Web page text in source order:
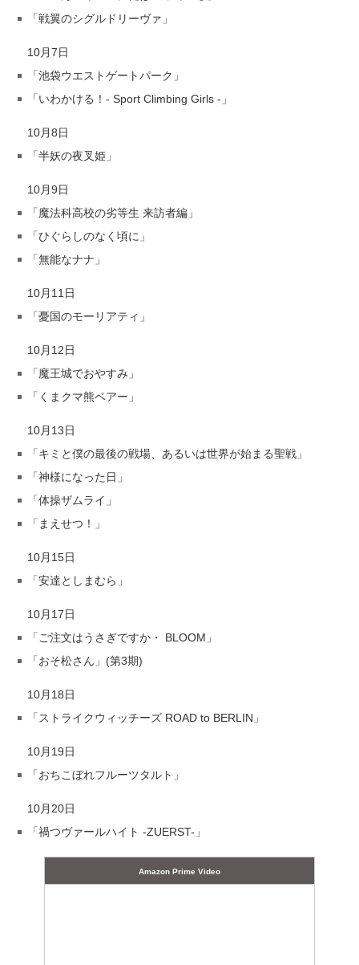
「戦翼のシグルドリーヴァ」
10月7日
「池袋ウエストゲートパーク」
「いわかける！- Sport Climbing Girls -」
10月8日
「半妖の夜叉姫」
10月9日
「魔法科高校の劣等生 来訪者編」
「ひぐらしのなく頃に」
「無能なナナ」
10月11日
「憂国のモーリアティ」
10月12日
「魔王城でおやすみ」
「くまクマ熊ベアー」
10月13日
「キミと僕の最後の戦場、あるいは世界が始まる聖戦」
「神様になった日」
「体操ザムライ」
「まえせつ！」
10月15日
「安達としまむら」
10月17日
「ご注文はうさぎですか・ BLOOM」
「おそ松さん」(第3期)
10月18日
「ストライクウィッチーズ ROAD to BERLIN」
10月19日
「おちこぼれフルーツタルト」
10月20日
「禍つヴァールハイト -ZUERST-」
Amazon Prime Video